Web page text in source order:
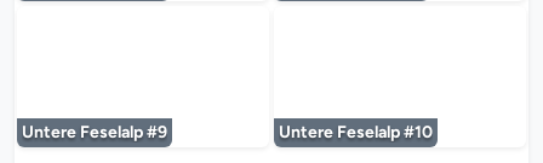
Untere Feselalp #9 Untere Feselalp #10